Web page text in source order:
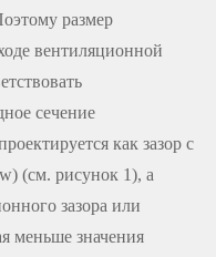
размер
вентиляционной
сечение
как зазор с
(см. рисунок 1), а
зазора или
меньше значения